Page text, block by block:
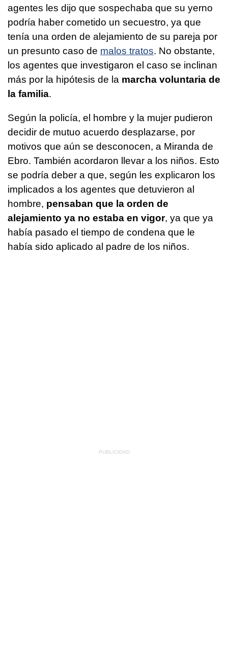
agentes les dijo que sospechaba que su yerno
podría haber cometido un secuestro, ya que
tenía una orden de alejamiento de su pareja por
un presunto caso de malos tratos. No obstante,
los agentes que investigaron el caso se inclinan
más por la hipótesis de la marcha voluntaria de
la familia.
Según la policía, el hombre y la mujer pudieron
decidir de mutuo acuerdo desplazarse, por
motivos que aún se desconocen, a Miranda de
Ebro. También acordaron llevar a los niños. Esto
se podría deber a que, según les explicaron los
implicados a los agentes que detuvieron al
hombre, pensaban que la orden de
alejamiento ya no estaba en vigor, ya que ya
había pasado el tiempo de condena que le
había sido aplicado al padre de los niños.